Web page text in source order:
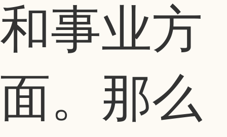
和事业方
面。那么